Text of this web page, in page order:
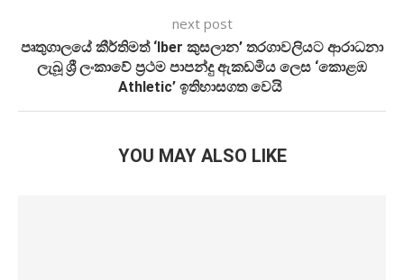
next post
පෘතුගාලයේ කීර්තිමත් ‘Iber කුසලාන’ තරගාවලියට ආරාධනා
ලැබූ ශ්‍රී ලංකාවේ ප්‍රථම පාපන්දු ඇකඩමිය ලෙස ‘කොළඹ
Athletic’ ඉතිහාසගත වෙයි
YOU MAY ALSO LIKE